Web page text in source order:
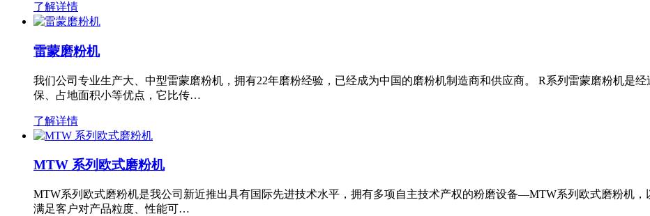
了解详情
雷蒙磨粉机
我们公司专业生产大、中型雷蒙磨粉机，拥有22年磨粉经验，已经成为中国的磨粉机制造商和供应商。 R系列雷蒙磨粉机是
保、占地面积小等优点，它比传…
了解详情
MTW 系列欧式磨粉机
MTW系列欧式磨粉机是我公司新近推出具有国际先进技术水平，拥有多项自主技术产权的粉磨设备—MTW系列欧式磨粉机
满足客户对产品粒度、性能可…